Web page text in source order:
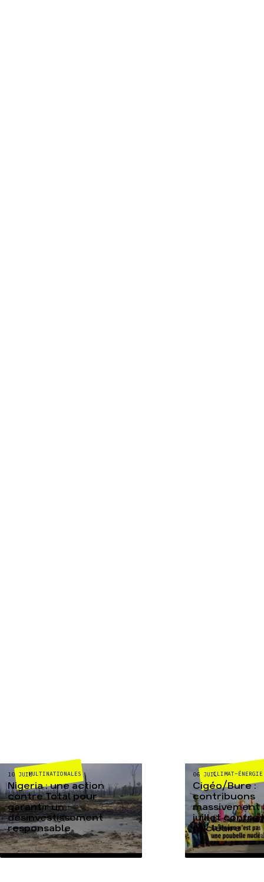
MULTINATIONALES
10 JUIL
Nigeria : une action
contre Total pour
garantir un
désinvestissement
responsable
CLIMAT-ÉNERGIE
06 JUIL
Cigéo/Bure :
contribuons
massivement
juillet contre
nucléaire